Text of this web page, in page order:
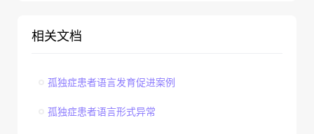
相关文档
孤独症患者语言发育促进案例
孤独症患者语言形式异常